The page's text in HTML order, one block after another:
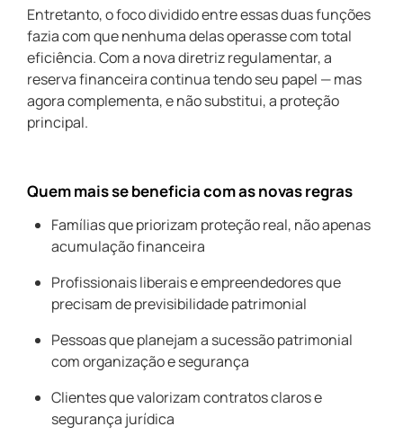
Entretanto, o foco dividido entre essas duas funções
fazia com que nenhuma delas operasse com total
eficiência. Com a nova diretriz regulamentar, a
reserva financeira continua tendo seu papel — mas
agora complementa, e não substitui, a proteção
principal.
quem mais se beneficia com as novas regras
Famílias que priorizam proteção real, não apenas
acumulação financeira
Profissionais liberais e empreendedores que
precisam de previsibilidade patrimonial
Pessoas que planejam a sucessão patrimonial
com organização e segurança
Clientes que valorizam contratos claros e
segurança jurídica